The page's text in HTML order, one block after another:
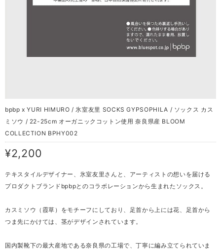
bpbp x YURI HIMURO / 氷室友里 SOCKS GYPSOPHILA / ソックス カス
ミソウ / 22-25cm オーガニックコットン使用 奈良県産 BLOOM
COLLECTION BPHY002
¥2,200
テキスタイルデザイナー、氷室友里さんと、アーティストの想いを届ける
プロダクトブランドbpbpとのコラボレーションから生まれたソックス。
カスミソウ（霞草）をモチーフにしており、足首から上には花、足首から
つま先にかけては、茎がデザインされています。
国内製靴下の最大産地である奈良県の工場で、丁寧に編み立てられていま